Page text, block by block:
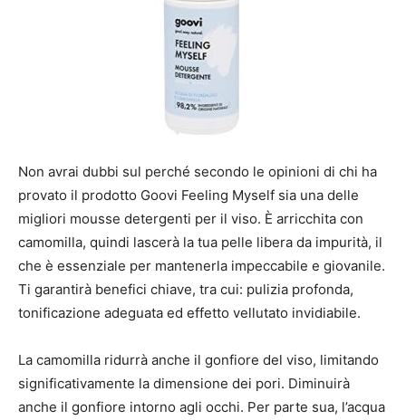
Non avrai dubbi sul perché secondo le opinioni di chi ha
provato il prodotto Goovi Feeling Myself sia una delle
migliori mousse detergenti per il viso. È arricchita con
camomilla, quindi lascerà la tua pelle libera da impurità, il
che è essenziale per mantenerla impeccabile e giovanile.
Ti garantirà benefici chiave, tra cui: pulizia profonda,
tonificazione adeguata ed effetto vellutato invidiabile.
La camomilla ridurrà anche il gonfiore del viso, limitando
significativamente la dimensione dei pori. Diminuirà
anche il gonfiore intorno agli occhi. Per parte sua, l’acqua